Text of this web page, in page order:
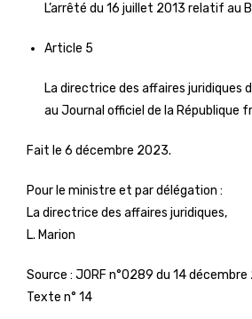
L’arrêté du 16 juillet 2013 relatif au
Article 5
La directrice des affaires juridiques
au Journal officiel de la République
Fait le 6 décembre 2023.
Pour le ministre et par délégation :
La directrice des affaires juridiques,
L. Marion
Source : JORF n°0289 du 14
Texte n° 14